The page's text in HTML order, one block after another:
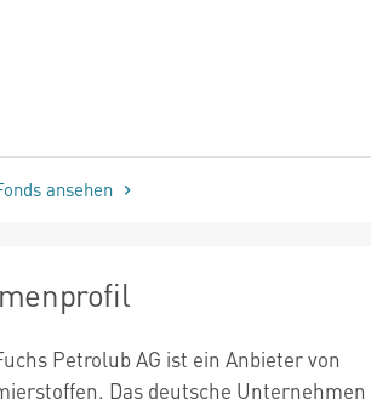
ansehen
Petrolub AG ist ein Anbieter von
Das deutsche Unternehmen